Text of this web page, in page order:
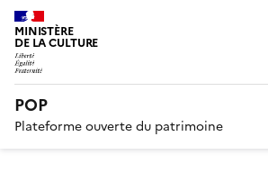
MINISTÈRE
DE LA CULTURE
POP
Plateforme ouverte du patrimoine